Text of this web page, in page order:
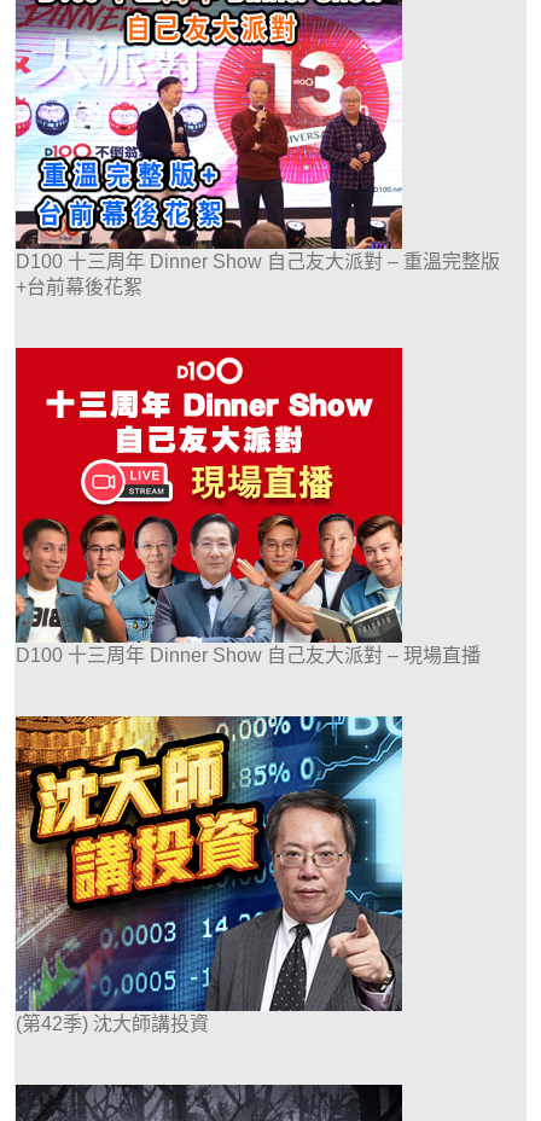
D100 十三周年 Dinner Show 自己友大派對 – 重溫完整版
+台前幕後花絮
D100 十三周年 Dinner Show 自己友大派對 – 現場直播
(第42季) 沈大師講投資